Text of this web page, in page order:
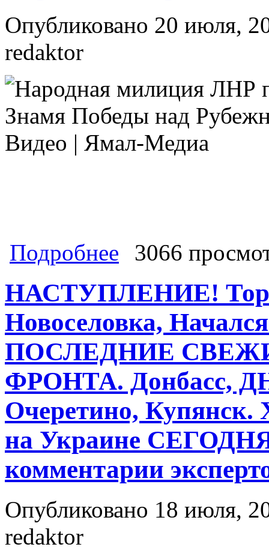
Опубликовано 20 июля,
redaktor
Подробнее о СВО на Украине СЕГОДНЯ,
поминутно 19 июля 2024 Сводки,
подступах к Северску, Донбасс,
3066
НАСТУПЛЕНИЕ!
Новоселовка,
ПОСЛЕДНИЕ
ФРОНТА. Донбасс,
Очеретино,
на Украине
комментарии
Опубликовано 18 июля,
redaktor